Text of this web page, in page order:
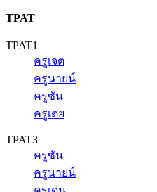
TPAT
TPAT1
ครูเจต
ครูนายน์
ครูซัน
ครูเตย
TPAT3
ครูซัน
ครูนายน์